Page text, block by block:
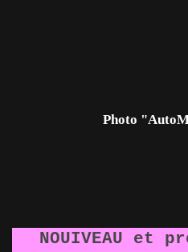
Photo
NOUIVEAU et